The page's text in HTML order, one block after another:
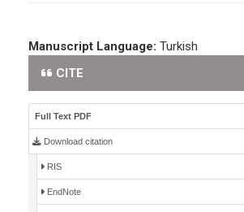
Manuscript Language: Turkish
CITE
Full Text PDF
Download citation
RIS
EndNote